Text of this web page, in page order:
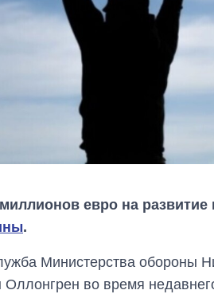
евро на развитие
.
Министерства обороны
во время